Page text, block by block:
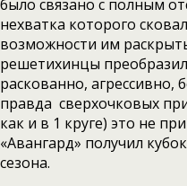
было связано с полным
нехватка которого
возможности им
решетихинцы
раскованно, агрессивно,
правда сверхочковых
как и в 1 круге) это не
«Авангард» получил
сезона.